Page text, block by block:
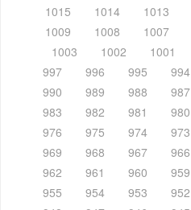
1015
1014 1013
1009
1008 1007
1003
1002 1001
997
996 995 994
990
989 988 987
983
982 981 980
976
975 974 973
969
968 967 966
962
961 960 959
955
954 953 952